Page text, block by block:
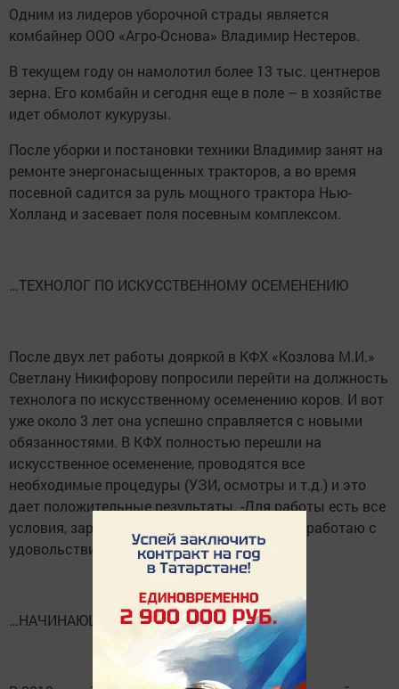
Одним из лидеров уборочной страды является
комбайнер ООО «Агро-Основа» Владимир Нестеров.
В текущем году он намолотил более 13 тыс. центнеров
зерна. Его комбайн и сегодня еще в поле – в хозяйстве
идет обмолот кукурузы.
После уборки и постановки техники Владимир занят на
ремонте энергонасыщенных тракторов, а во время
посевной садится за руль мощного трактора Нью-
Холланд и засевает поля посевным комплексом.
…ТЕХНОЛОГ ПО ИСКУССТВЕННОМУ ОСЕМЕНЕНИЮ
После двух лет работы дояркой в КФХ «Козлова М.И.»
Светлану Никифорову попросили перейти на должность
технолога по искусственному осеменению коров. И вот
уже около 3 лет она успешно справляется с новыми
обязанностями. В КФХ полностью перешли на
искусственное осеменение, проводятся все
необходимые процедуры (УЗИ, осмотры и т.д.) и это
дает положительные результаты. -Для работы есть все
условия, зарплата достойная и регулярная, работаю с
удовольствием, - говорит Светлана.
…НАЧИНАЮЩИЙ ФЕРМЕР